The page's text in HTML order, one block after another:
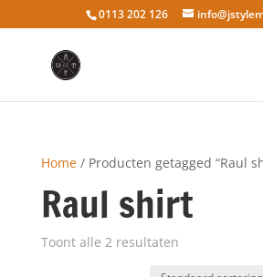
0113 202 126
Home/ Producten getagged “Raul
Raul shirt
Toont alle 2 resultaten